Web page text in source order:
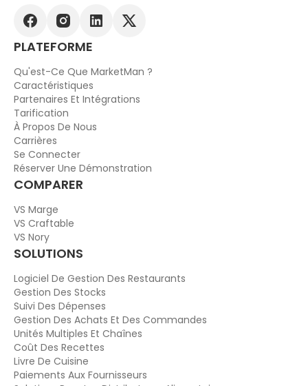
PLATEFORME
Qu'est-Ce Que MarketMan ?
Caractéristiques
Partenaires Et Intégrations
Tarification
À Propos De Nous
Carrières
Se Connecter
Réserver Une Démonstration
COMPARER
VS Marge
VS Craftable
VS Nory
SOLUTIONS
Logiciel De Gestion Des Restaurants
Gestion Des Stocks
Suivi Des Dépenses
Gestion Des Achats Et Des Commandes
Unités Multiples Et Chaînes
Coût Des Recettes
Livre De Cuisine
Paiements Aux Fournisseurs